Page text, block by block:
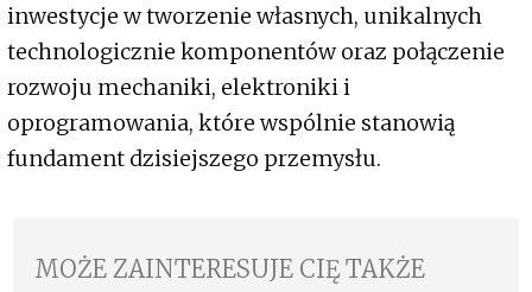
inwestycje w tworzenie własnych, unikalnych
technologicznie komponentów oraz połączenie
rozwoju mechaniki, elektroniki i
oprogramowania, które wspólnie stanowią
fundament dzisiejszego przemysłu.
MOŻE ZAINTERESUJE CIĘ TAKŻE